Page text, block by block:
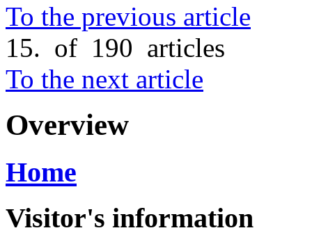
To the previous article
15. of 190 articles
To the next article
Overview
Home
Visitor's information